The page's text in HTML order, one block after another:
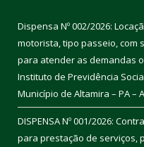
Dispensa Nº 002/2026:
motorista, tipo passeio, com
para atender as demandas
Instituto de Previdência
Município de Altamira – PA –
DISPENSA Nº 001/2026:
para prestação de serviços,